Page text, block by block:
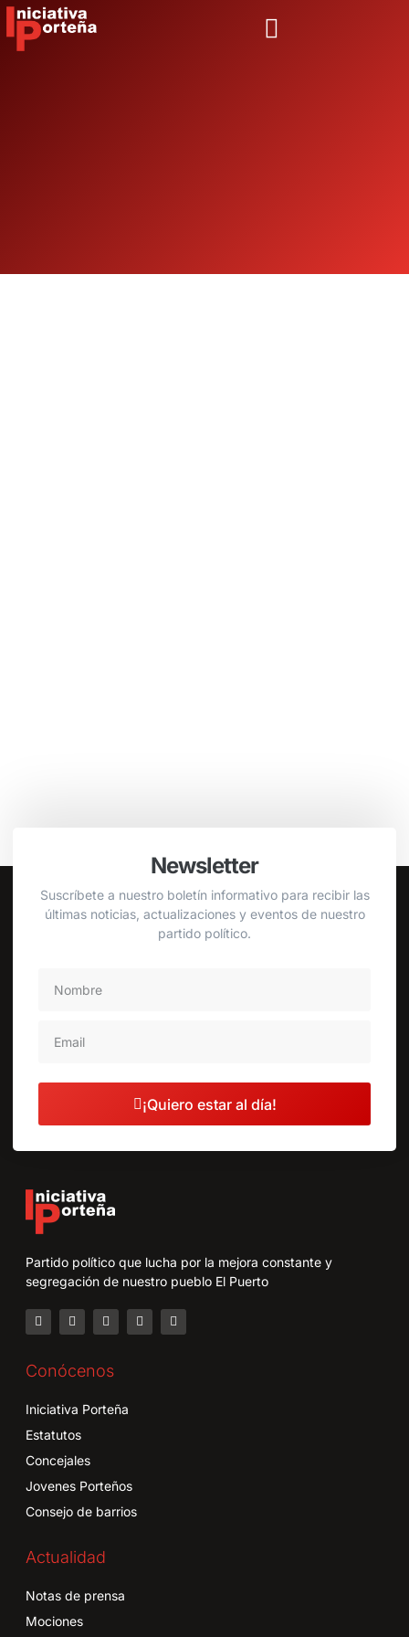
Newsletter
Suscríbete a nuestro boletín informativo para recibir las
últimas noticias, actualizaciones y eventos de nuestro
partido político.
¡Quiero estar al día!
Partido político que lucha por la mejora constante y
segregación de nuestro pueblo El Puerto
Conócenos
Iniciativa Porteña
Estatutos
Concejales
Jovenes Porteños
Consejo de barrios
Actualidad
Notas de prensa
Mociones